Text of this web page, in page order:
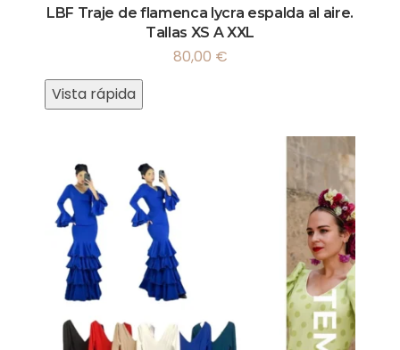
LBF Traje de flamenca lycra espalda al aire.
Tallas XS A XXL
80,00 €
Vista rápida